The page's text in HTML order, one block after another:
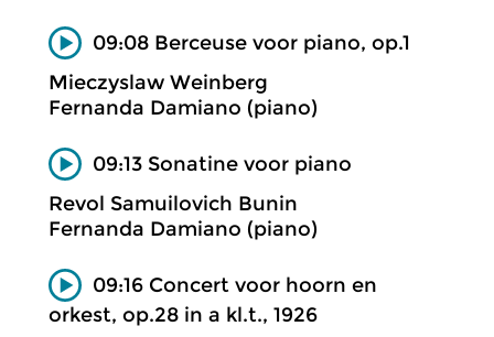
09:08 Berceuse voor piano, op.1
Mieczyslaw Weinberg
Fernanda Damiano (piano)
09:13 Sonatine voor piano
Revol Samuilovich Bunin
Fernanda Damiano (piano)
09:16 Concert voor hoorn en
orkest, op.28 in a kl.t., 1926